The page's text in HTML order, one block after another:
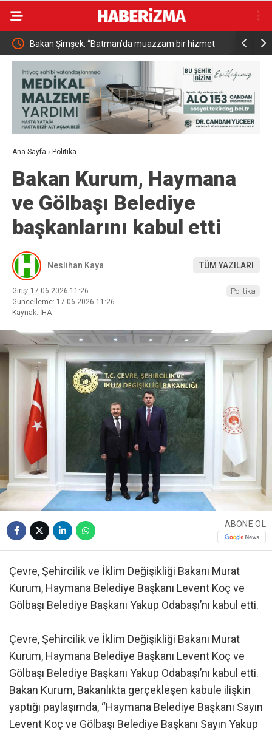
Bakan Şimşek: “Batman’da muazzam bir hizmet
fırtınası var”
Resul
Ana Sayfa › Politika
Bakan Kurum, Haymana
ve Gölbaşı Belediye
başkanlarını kabul etti
Neslihan Kaya TÜM YAZILARI
Giriş: 17-06-2026 11:26
Güncelleme: 17-06-2026 11:26
Kaynak: İHA
Politika
ABONE OL
Çevre, Şehircilik ve İklim Değişikliği Bakanı Murat
Kurum, Haymana Belediye Başkanı Levent Koç ve
Gölbaşı Belediye Başkanı Yakup Odabaşı’nı kabul etti.
Çevre, Şehircilik ve İklim Değişikliği Bakanı Murat
Kurum, Haymana Belediye Başkanı Levent Koç ve
Gölbaşı Belediye Başkanı Yakup Odabaşı’nı kabul etti.
Bakan Kurum, Bakanlıkta gerçekleşen kabule ilişkin
yaptığı paylaşımda, “Haymana Belediye Başkanı Sayın
Levent Koç ve Gölbaşı Belediye Başkanı Sayın Yakup